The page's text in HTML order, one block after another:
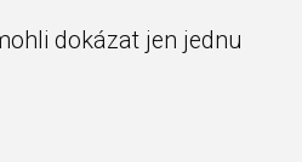
dokázat jen jednu